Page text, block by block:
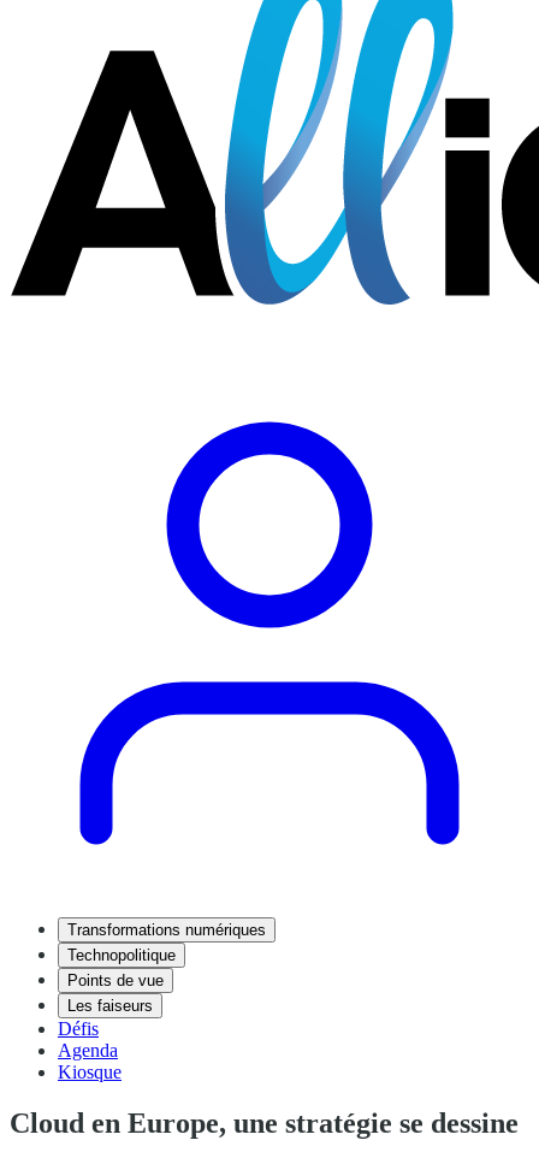
Transformations numériques
Technopolitique
Points de vue
Les faiseurs
Défis
Agenda
Kiosque
Cloud en Europe, une stratégie se dessine